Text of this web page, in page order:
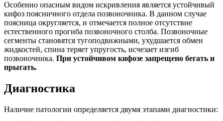
Особенно опасным видом искривления является устойчивый
кифоз поясничного отдела позвоночника. В данном случае
поясница округляется, и отмечается полное отсутствие
естественного прогиба позвоночного столба. Позвоночные
сегменты становятся тугоподвижными, ухудшается обмен
жидкостей, спина теряет упругость, исчезает изгиб
позвоночника. При устойчивом кифозе запрещено бегать и
прыгать.
Диагностика
Наличие патологии определяется двумя этапами диагностики: